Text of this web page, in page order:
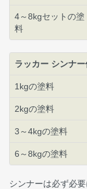
4～8kgセットの塗
料
ラッカー シンナー
1kgの塗料
2kgの塗料
3～4kgの塗料
6～8kgの塗料
シンナーは必ず必